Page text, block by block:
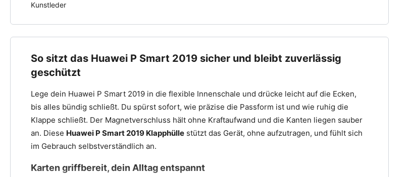
Kunstleder
So sitzt das Huawei P Smart 2019 sicher und bleibt zuverlässig
geschützt
Lege dein Huawei P Smart 2019 in die flexible Innenschale und drücke leicht auf die Ecken,
bis alles bündig schließt. Du spürst sofort, wie präzise die Passform ist und wie ruhig die
Klappe schließt. Der Magnetverschluss hält ohne Kraftaufwand und die Kanten liegen sauber
an. Diese Huawei P Smart 2019 Klapphülle stützt das Gerät, ohne aufzutragen, und fühlt sich
im Gebrauch selbstverständlich an.
Karten griffbereit, dein Alltag entspannt